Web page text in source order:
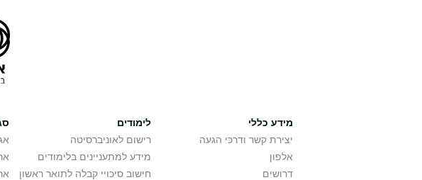
מידע כללי
יצירת קשר ודרכי הגעה
אלפון
דרושים
לימודים
רישום לאוניברסיטה
מידע למתעניינים בלימודים
חישוב סיכויי קבלה לתואר ראשון